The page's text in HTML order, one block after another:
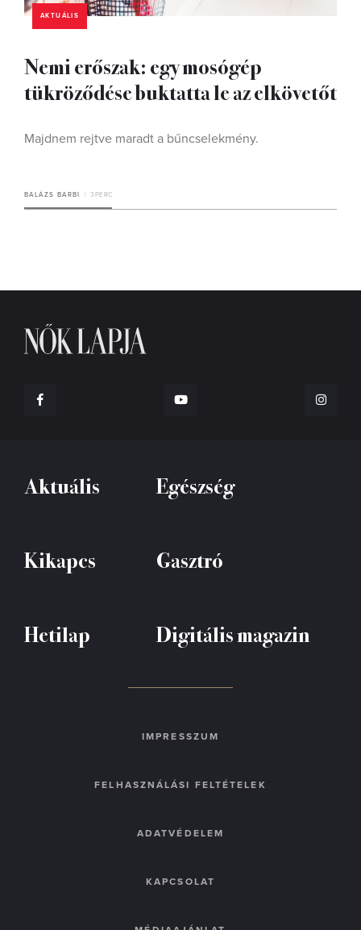
AKTUÁLIS
Nemi erőszak: egy mosógép
tükröződése buktatta le az elkövetőt
Majdnem rejtve maradt a bűncselekmény.
BALÁZS BARBI 3 PERC
Aktuális Egészség
Kikapcs Gasztró
Hetilap Digitális magazin
IMPRESSZUM
FELHASZNÁLÁSI FELTÉTELEK
ADATVÉDELEM
KAPCSOLAT